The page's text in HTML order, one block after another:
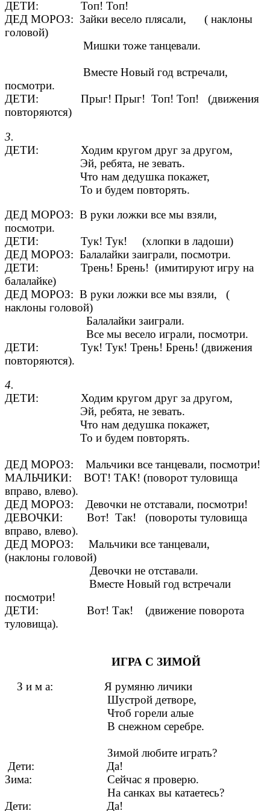
ДЕТИ: Топ! Топ!
ДЕД МОРОЗ: Зайки весело плясали, ( наклоны
головой)
Мишки тоже танцевали.
Вместе Новый год встречали,
посмотри.
ДЕТИ: Прыг! Прыг! Топ! Топ! (движения
повторяются)
3.
ДЕТИ: Ходим кругом друг за другом,
Эй, ребята, не зевать.
Что нам дедушка покажет,
То и будем повторять.
ДЕД МОРОЗ: В руки ложки все мы взяли,
посмотри.
ДЕТИ: Тук! Тук! (хлопки в ладоши)
ДЕД МОРОЗ: Балалайки заиграли, посмотри.
ДЕТИ: Трень! Брень! (имитируют игру на
балалайке)
ДЕД МОРОЗ: В руки ложки все мы взяли, (
наклоны головой)
Балалайки заиграли.
Все мы весело играли, посмотри.
ДЕТИ: Тук! Тук! Трень! Брень! (движения
повторяются).
4.
ДЕТИ: Ходим кругом друг за другом,
Эй, ребята, не зевать.
Что нам дедушка покажет,
То и будем повторять.
ДЕД МОРОЗ: Мальчики все танцевали, посмотри!
МАЛЬЧИКИ: ВОТ! ТАК! (поворот туловища
вправо, влево).
ДЕД МОРОЗ: Девочки не отставали, посмотри!
ДЕВОЧКИ: Вот! Так! (повороты туловища
вправо, влево).
ДЕД МОРОЗ: Мальчики все танцевали,
(наклоны головой)
Девочки не отставали.
Вместе Новый год встречали
посмотри!
ДЕТИ: Вот! Так! (движение поворота
туловища).
ИГРА С ЗИМОЙ
З и м а: Я румяню личики
Шустрой детворе,
Чтоб горели алые
В снежном серебре.
Зимой любите играть?
Дети: Да!
Зима: Сейчас я проверю.
На санках вы катаетесь?
Дети: Да!